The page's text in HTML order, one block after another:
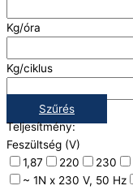
Kg/óra
Kg/ciklus
Szűrés
Teljesítmény:
Feszültség (V)
1,87
220 230
~ 1N x 230 V, 50 Hz